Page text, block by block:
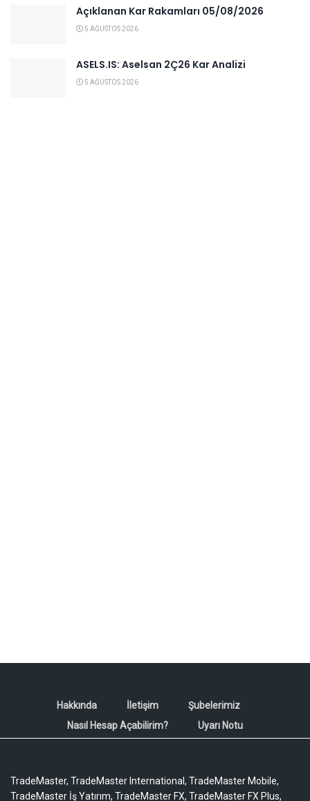
Açıklanan Kar Rakamları 05/08/2026
5 AĞUSTOS 2026
ASELS.IS: Aselsan 2Ç26 Kar Analizi
5 AĞUSTOS 2026
Hakkında İletişim
Şubelerimiz
Nasıl Hesap Açabilirim?
Uyarı Notu
TradeMaster, TradeMaster International, TradeMaster Mobile,
TradeMaster İş Yatırım, TradeMaster FX, TradeMaster FX Plus,